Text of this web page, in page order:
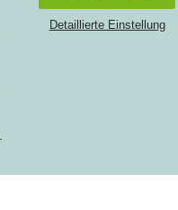
Detaillierte Einstellung